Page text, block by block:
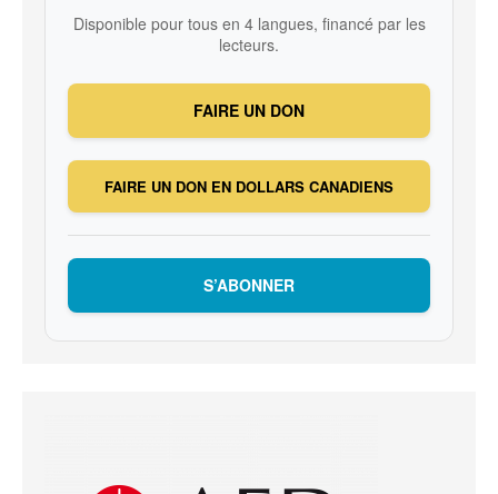
Disponible pour tous en 4 langues, financé par les
lecteurs.
FAIRE UN DON
FAIRE UN DON EN DOLLARS CANADIENS
S’ABONNER